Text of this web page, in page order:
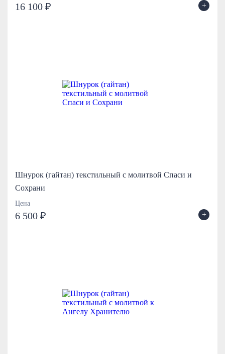
16 100 ₽ +
Шнурок (гайтан) текстильный с молитвой Спаси и
Сохрани
Цена
6 500 ₽ +